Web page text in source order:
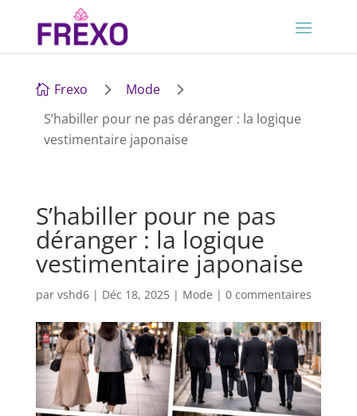
 Frexo 5 Mode 5
S’habiller pour ne pas déranger : la logique
vestimentaire japonaise
S’habiller pour ne pas
déranger : la logique
vestimentaire japonaise
par vshd6| Déc 18, 2025| Mode | 0 commentaires